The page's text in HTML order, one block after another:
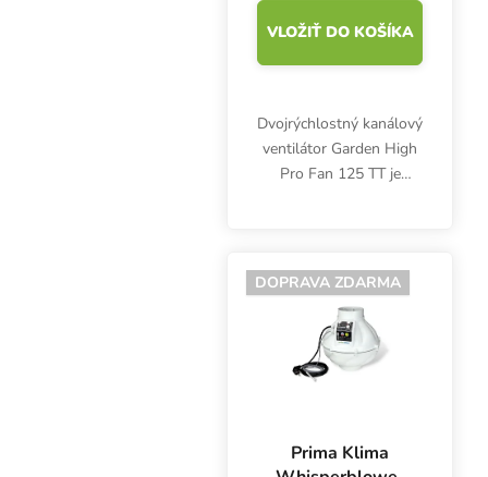
VLOŽIŤ DO KOŠÍKA
Dvojrýchlostný kanálový
ventilátor Garden High
Pro Fan 125 TT je
medzi 220 a 280 m3/h,
vrátane kábla so
zástrčkou.
DOPRAVA ZDARMA
Prima Klima